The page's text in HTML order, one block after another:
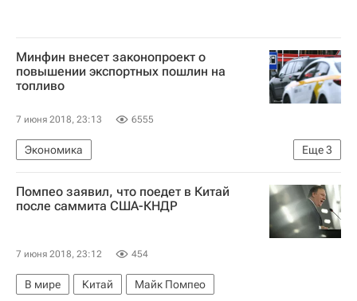
Минфин внесет законопроект о
повышении экспортных пошлин на
топливо‍
7 июня 2018, 23:13 6555
Еще3
Экономика
Министерство финансов РФ (Минфин России)
Правительство РФ
Россия
Помпео заявил, что поедет в Китай
после саммита США-КНДР
7 июня 2018, 23:12 454
В мире Китай Майк Помпео